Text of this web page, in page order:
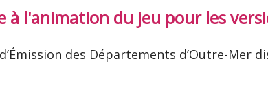
l'animation du jeu pour les
des Départements d’Outre-Mer